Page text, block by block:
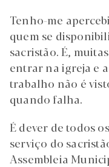
Tenho-me
quem se
sacristão. É,
entrar na igreja e
trabalho não é
quando falha.
É dever de todos
serviço do
Assembleia